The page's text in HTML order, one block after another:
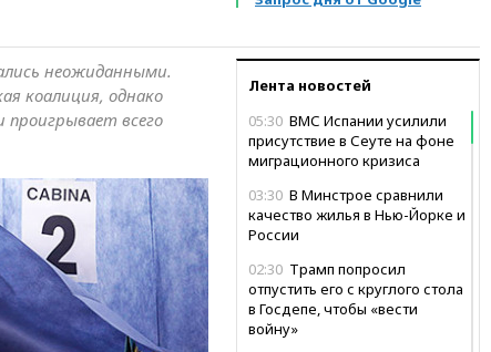
Лента новостей
05:30 ВМС Испании усилили
присутствие в Сеуте на фоне
миграционного кризиса
03:30 В Минстрое сравнили
качество жилья в Нью-Йорке и
России
02:30 Трамп попросил
отпустить его с круглого стола
в Госдепе, чтобы «вести
войну»
неожиданными.
коалиция, однако
проигрывает всего